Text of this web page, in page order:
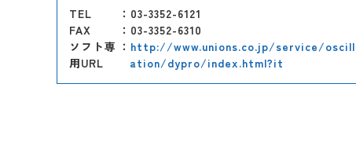
TEL
：03-3352-6121
FAX
：03-3352-6310
ソフト専
用URL
： http://www.unions.co.jp/service/oscill
ation/dypro/index.html?it